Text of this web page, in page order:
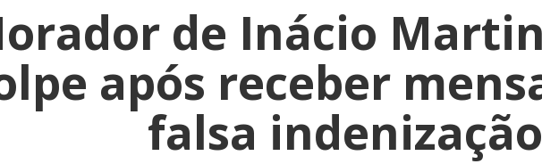
de Inácio
após receber
falsa indenização